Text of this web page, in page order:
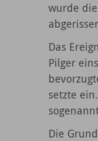
wurde
Das
Pilger
setzte
Die